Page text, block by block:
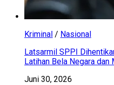
Kriminal / Nasional
Latsarmil SPPI
Latihan Bela Negara dan
Juni 30, 2026